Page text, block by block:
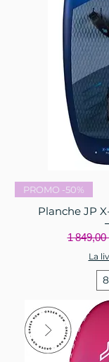
PROMO -50%
Planche JP
Prix
1 849,00
La